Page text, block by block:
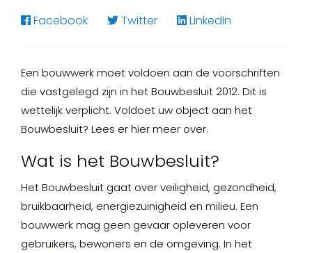
Facebook Twitter LinkedIn
Een bouwwerk moet voldoen aan de voorschriften
die vastgelegd zijn in het Bouwbesluit 2012. Dit is
wettelijk verplicht. Voldoet uw object aan het
Bouwbesluit? Lees er hier meer over.
Wat is het Bouwbesluit?
Het Bouwbesluit gaat over veiligheid, gezondheid,
bruikbaarheid, energiezuinigheid en milieu. Een
bouwwerk mag geen gevaar opleveren voor
gebruikers, bewoners en de omgeving. In het